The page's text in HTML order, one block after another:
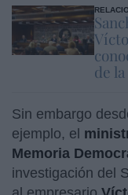
de
Sin embargo
ejemplo, el
Memoria
investigación del